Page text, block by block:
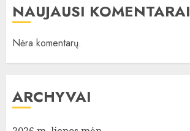
NAUJAUSI KOMENTARAI
Nėra komentarų.
ARCHYVAI